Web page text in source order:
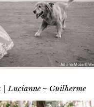
| Lucianne + Guilherme